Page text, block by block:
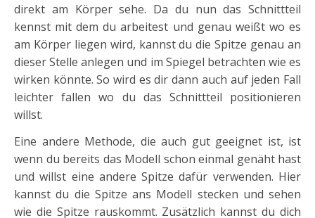
direkt am Körper sehe. Da du nun das Schnittteil
kennst mit dem du arbeitest und genau weißt wo es
am Körper liegen wird, kannst du die Spitze genau an
dieser Stelle anlegen und im Spiegel betrachten wie es
wirken könnte. So wird es dir dann auch auf jeden Fall
leichter fallen wo du das Schnittteil positionieren
willst.
Eine andere Methode, die auch gut geeignet ist, ist
wenn du bereits das Modell schon einmal genäht hast
und willst eine andere Spitze dafür verwenden. Hier
kannst du die Spitze ans Modell stecken und sehen
wie die Spitze rauskommt. Zusätzlich kannst du dich